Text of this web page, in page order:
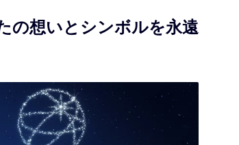
の想いとシンボルを永遠